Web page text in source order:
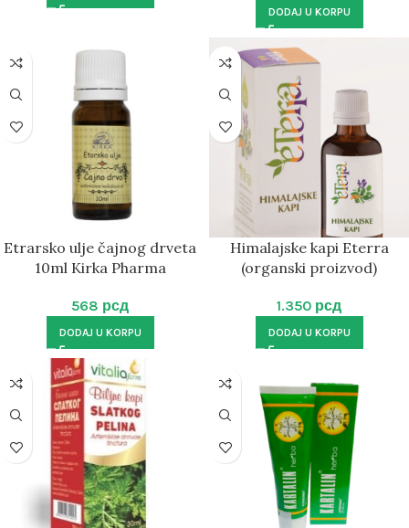
DODAJ U KORPU
Etrarsko ulje čajnog drveta
10ml Kirka Pharma
568 рсд
DODAJ U KORPU
Himalajske kapi Eterra
(organski proizvod)
1.350 рсд
DODAJ U KORPU